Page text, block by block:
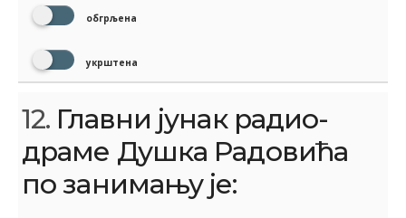
обгрљена
укрштена
12. Главни јунак радио-
драме Душка Радовића
по занимању је: